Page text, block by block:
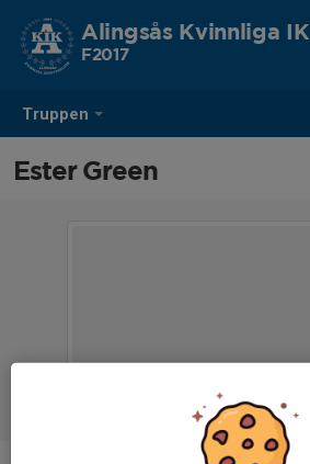
Truppen
Alingsås Kvinnliga IK
F2017
Ester Green